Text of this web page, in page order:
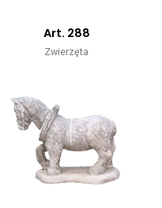
Art. 288
Zwierzęta